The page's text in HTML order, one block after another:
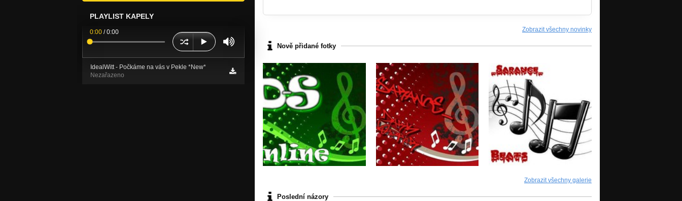
PLAYLIST KAPELY
0:00 /0:00
IdealWitt - Počkáme na vás v Pekle *New*
Nezařazeno
Zobrazit všechny novinky
Nově přidané fotky
Zobrazit všechny galerie
Poslední názory